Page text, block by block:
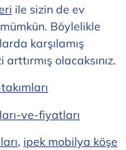
ile sizin de ev
Böylelikle
karşılamış
olacaksınız.
, ipek mobilya köşe